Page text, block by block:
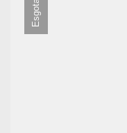
Esgotado